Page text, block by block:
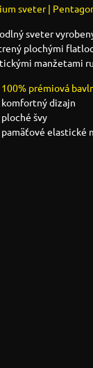
sveter |
sveter
plochými
manžetami
100% prémiová
komfortný dizajn
ploché švy
pamäťové elastické